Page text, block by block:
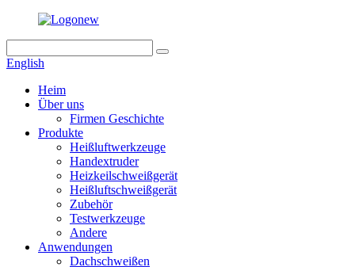
English
Heim
Über uns
Firmen Geschichte
Produkte
Heißluftwerkzeuge
Handextruder
Heizkeilschweißgerät
Heißluftschweißgerät
Zubehör
Testwerkzeuge
Andere
Anwendungen
Dachschweißen